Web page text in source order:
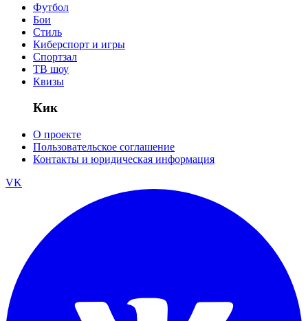
Футбол
Бои
Стиль
Киберспорт и игры
Спортзал
ТВ шоу
Квизы
Кик
О проекте
Пользовательское соглашение
Контакты и юридическая информация
VK